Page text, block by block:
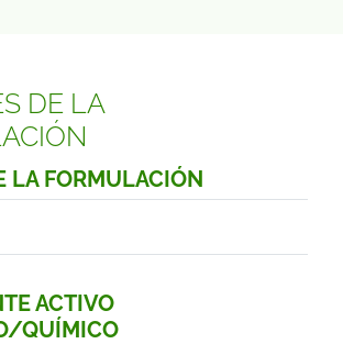
DE LA
LA FORMULACIÓN
ACTIVO
QUÍMICO